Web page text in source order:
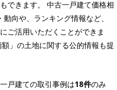
できます。 中古一戸建て価格相
向や、ランキング情報など、
ご活用いただくことができま
額」の土地に関する公的情報も提
戸建ての取引事例は18件のみ